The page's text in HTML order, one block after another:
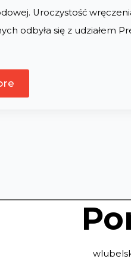
Uroczystość
odbyła się z udziałem